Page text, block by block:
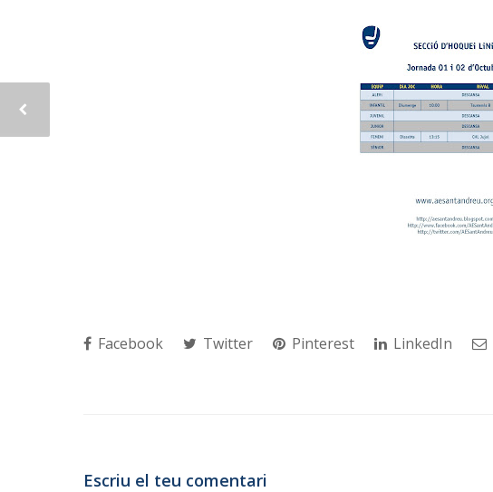
Facebook Twitter Pinterest LinkedIn
Escriu el teu comentari